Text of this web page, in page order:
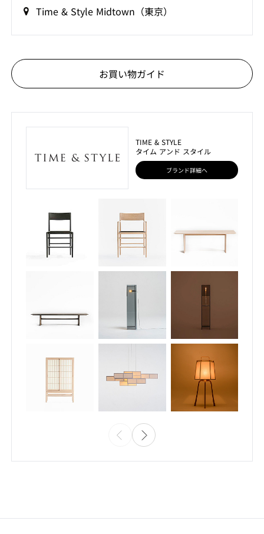
Time & Style Midtown（東京）
お買い物ガイド
TIME & STYLE
タイム アンド スタイル
ブランド詳細へ